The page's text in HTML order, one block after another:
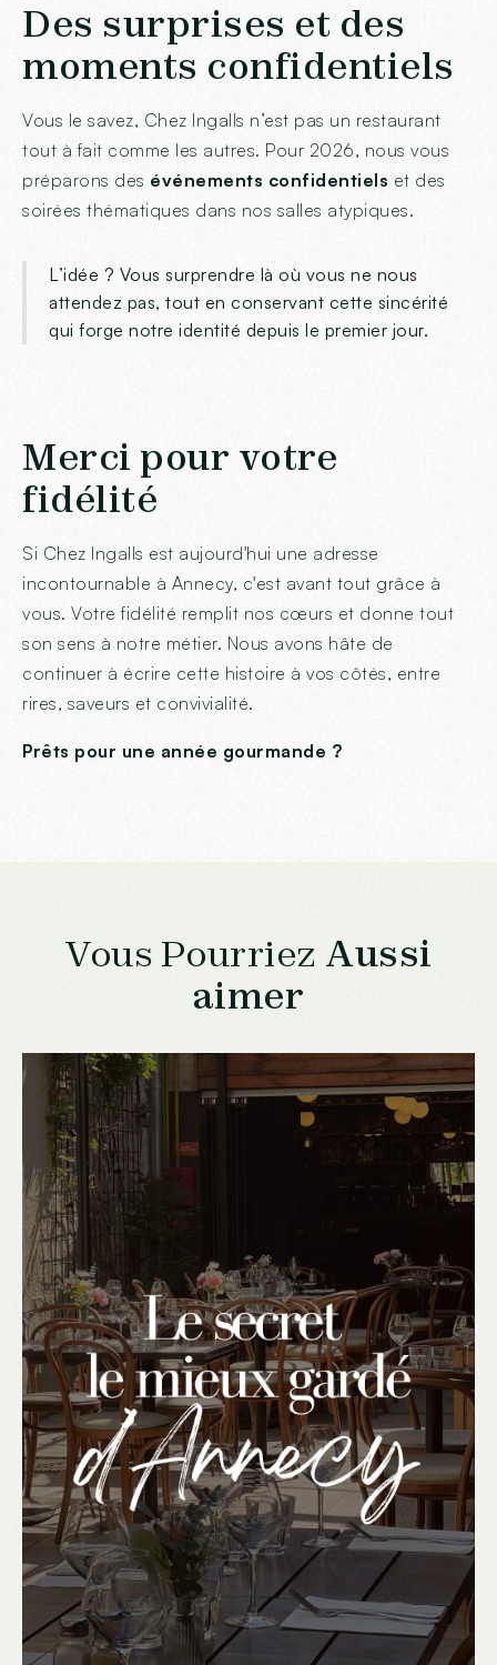
Des surprises et des
moments confidentiels
Vous le savez, Chez Ingalls n’est pas un restaurant
tout à fait comme les autres. Pour 2026, nous vous
préparons des événements confidentiels et des
soirées thématiques dans nos salles atypiques.
L’idée ? Vous surprendre là où vous ne nous
attendez pas, tout en conservant cette sincérité
qui forge notre identité depuis le premier jour.
Merci pour votre
fidélité
Si Chez Ingalls est aujourd'hui une adresse
incontournable à Annecy, c'est avant tout grâce à
vous. Votre fidélité remplit nos cœurs et donne tout
son sens à notre métier. Nous avons hâte de
continuer à écrire cette histoire à vos côtés, entre
rires, saveurs et convivialité.
Prêts pour une année gourmande ?
Vous Pourriez Aussi
aimer